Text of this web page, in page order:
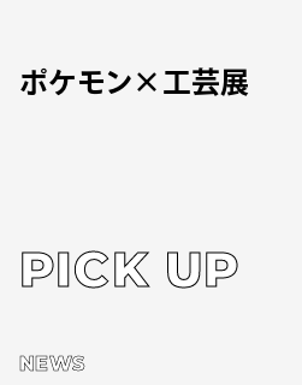
ポケモン×工芸展
PICK UP
NEWS